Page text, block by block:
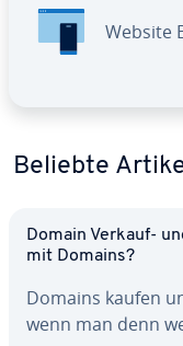
Website
Beliebte
Domain Verkauf-
mit Domains?
Domains kaufen
wenn man denn